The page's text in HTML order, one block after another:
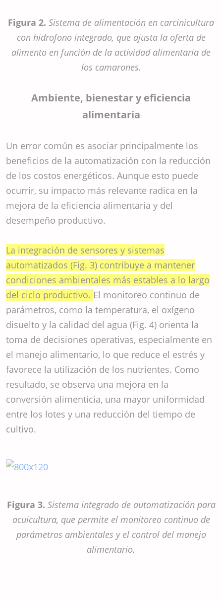
Figura 2. Sistema de alimentación en carcinicultura
con hidrofono integrado, que ajusta la oferta de
alimento en función de la actividad alimentaria de
los camarones.
Ambiente, bienestar y eficiencia
alimentaria
Un error común es asociar principalmente los
beneficios de la automatización con la reducción
de los costos energéticos. Aunque esto puede
ocurrir, su impacto más relevante radica en la
mejora de la eficiencia alimentaria y del
desempeño productivo.
La integración de sensores y sistemas
automatizados (Fig. 3) contribuye a mantener
condiciones ambientales más estables a lo largo
del ciclo productivo. El monitoreo continuo de
parámetros, como la temperatura, el oxígeno
disuelto y la calidad del agua (Fig. 4) orienta la
toma de decisiones operativas, especialmente en
el manejo alimentario, lo que reduce el estrés y
favorece la utilización de los nutrientes. Como
resultado, se observa una mejora en la
conversión alimenticia, una mayor uniformidad
entre los lotes y una reducción del tiempo de
cultivo.
Figura 3. Sistema integrado de automatización para
acuicultura, que permite el monitoreo continuo de
parámetros ambientales y el control del manejo
alimentario.